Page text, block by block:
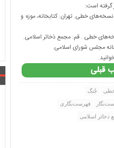
است:
خطی. تهران: کتابخانه، موزه و
‏‏خطی . قم: مجمع ذخائر اسلامی.
مجلس شورای اسلامی.
قبلی
خطی جُنگ
فهرست‌نگاری
ذخائر اسلامی